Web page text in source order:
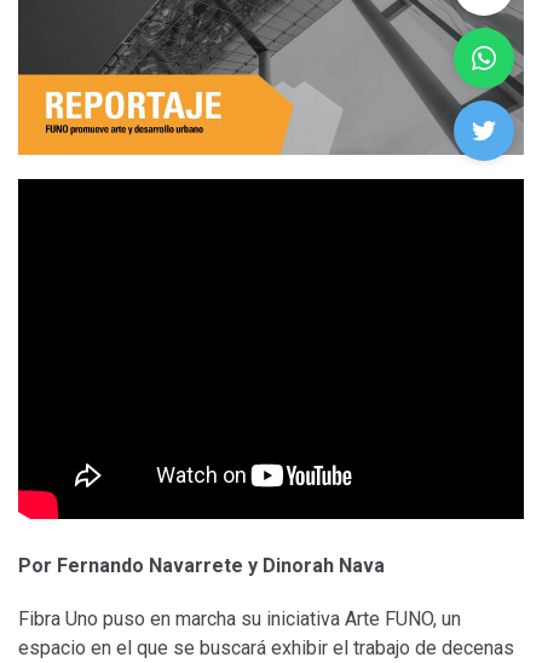
Por Fernando Navarrete y Dinorah Nava
Fibra Uno puso en marcha su iniciativa Arte FUNO, un
espacio en el que se buscará exhibir el trabajo de decenas